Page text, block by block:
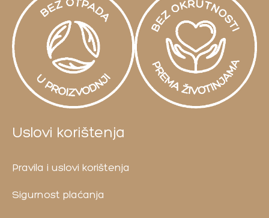
Uslovi korištenja
Pravila i uslovi korištenja
Sigurnost plaćanja